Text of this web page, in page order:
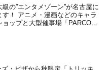
西館8階が「新エンタメフ
して2026年9月4日にリ
ルオープン 気になる出
級の”エンタメゾーン”が名古屋に
す！ アニメ・漫画などのキャラ
ョップと大型催事場「PARCO